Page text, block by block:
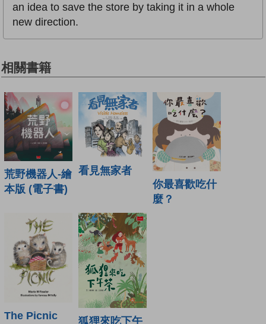
an idea to save the store by taking it in a whole
new direction.
相關書籍
荒野機器人-繪
本版 (電子書)
看見無家者
你最喜歡吃什
麼？
The Picnic 狐狸來吃下午